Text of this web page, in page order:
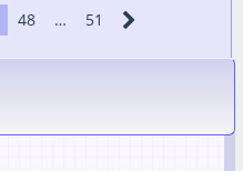
48 … 51